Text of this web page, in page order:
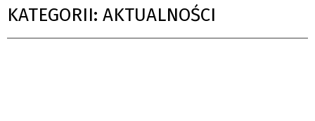
KATEGORII: AKTUALNOŚCI